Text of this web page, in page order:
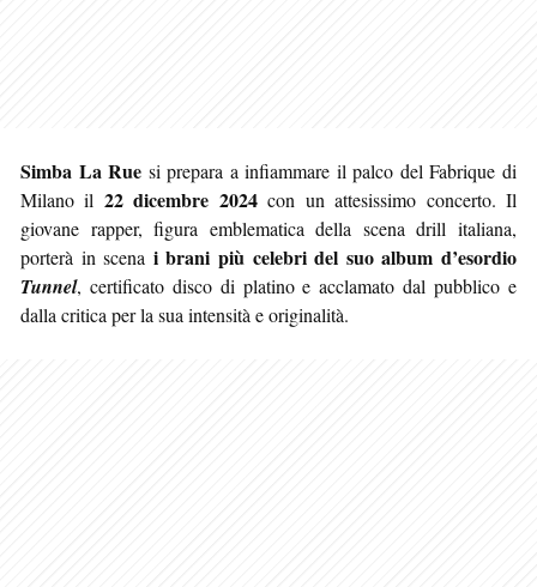
Simba La Rue si prepara a infiammare il palco del Fabrique di
Milano il 22 dicembre 2024con un attesissimo concerto. Il
giovane rapper, figura emblematica della scena drill italiana,
porterà in scena i brani più celebri del suo album d’esordio
Tunnel, certificato disco di platino e acclamato dal pubblico e
dalla critica per la sua intensità e originalità.